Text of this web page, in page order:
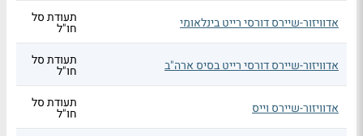
אדוויזור-שיירס דורסי רייט בינלאומי תעודת סל
חו"ל
אדוויזור-שיירס דורסי רייט בסיס ארה"ב תעודת סל
חו"ל
אדוויזור-שיירס וייס תעודת סל
חו"ל